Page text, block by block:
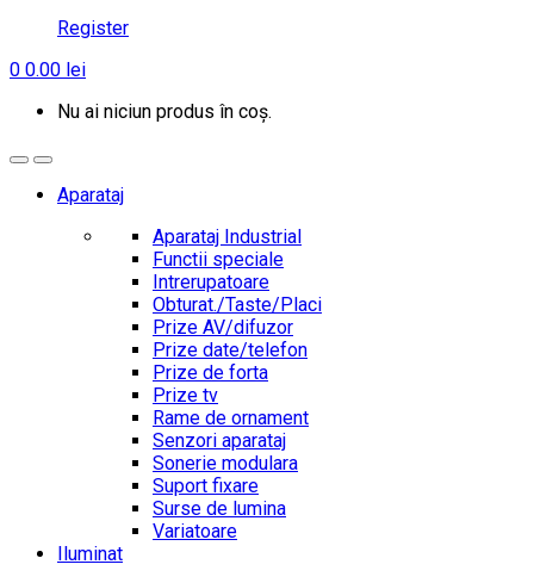
Register
0 0.00 lei
Nu ai niciun produs în coș.
Aparataj
Aparataj Industrial
Functii speciale
Intrerupatoare
Obturat./Taste/Placi
Prize AV/difuzor
Prize date/telefon
Prize de forta
Prize tv
Rame de ornament
Senzori aparataj
Sonerie modulara
Suport fixare
Surse de lumina
Variatoare
Iluminat